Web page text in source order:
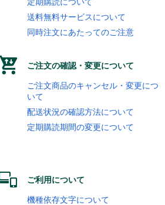
送料無料サービスについて
同時注文にあたってのご注意
ご注文の確認・変更について
ご注文商品のキャンセル・変更につ
いて
配送状況の確認方法について
定期購読期間の変更について
ご利用について
機種依存文字について